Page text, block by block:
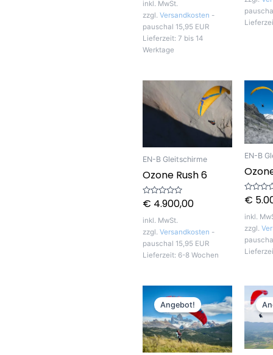
inkl. MwSt.
zzgl. Versandkosten -
pauschal 15,95 EUR
Lieferzeit: 7 bis 14
Werktage
EN-B Gleitschirme
Ozone Rush 6
Bewertet
mit
0
von
5
€ 4.900,00
inkl. MwSt.
zzgl. Versandkosten -
pauschal 15,95 EUR
Lieferzeit: 6-8 Wochen
EN-B
Bewertet
mit
0
von
5
€
inkl.
zzgl.
Angebot!
Ursprünglicher
Preis
war:
€ 3.500,00
Aktueller
Preis
ist:
€ 3.490,00.